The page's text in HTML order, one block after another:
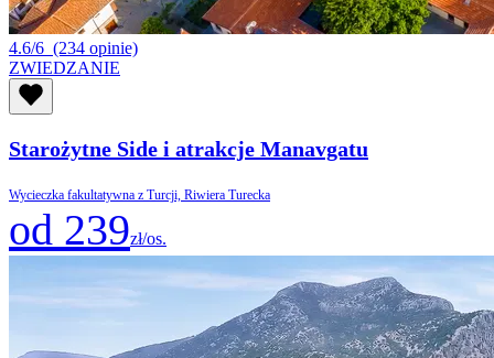
4.6/6 (234 opinie)
ZWIEDZANIE
Starożytne Side i atrakcje Manavgatu
Wycieczka fakultatywna z Turcji, Riwiera Turecka
od 239zł/os.